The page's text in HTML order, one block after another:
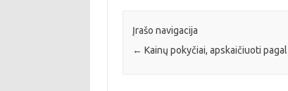
Įrašo navigacija
← Kainų pokyčiai, apskaičiuoti pagal